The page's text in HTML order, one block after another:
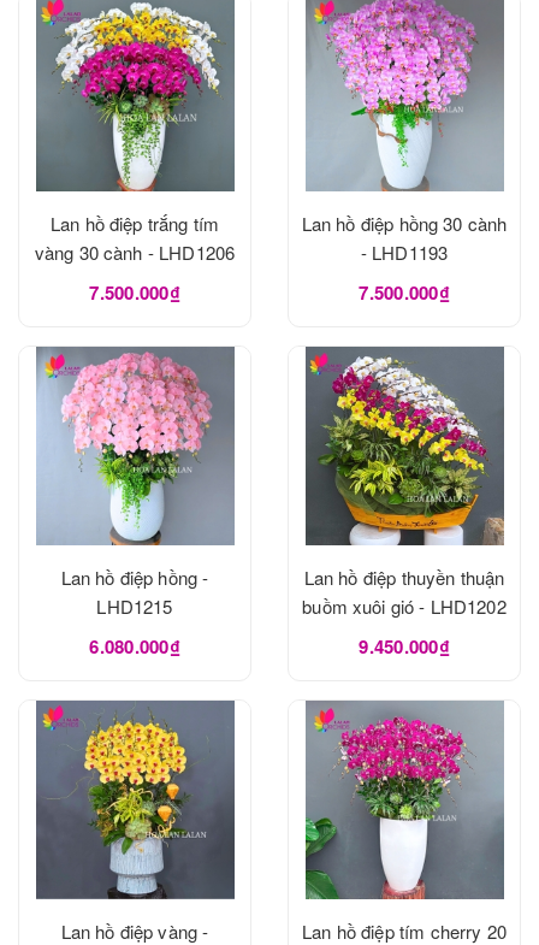
Lan hồ điệp trắng tím
vàng 30 cành - LHD1206
7.500.000₫
Lan hồ điệp hồng 30 cành
- LHD1193
7.500.000₫
Lan hồ điệp hồng -
LHD1215
6.080.000₫
Lan hồ điệp thuyền thuận
buồm xuôi gió - LHD1202
9.450.000₫
Lan hồ điệp vàng -
Lan hồ điệp tím cherry 20